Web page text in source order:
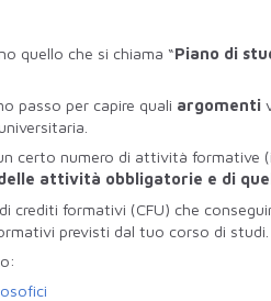
quello che si chiama “Piano di
passo per capire quali argomenti
certo numero di attività
attività obbligatorie e di
formativi (CFU) che
previsti dal tuo corso di studi.